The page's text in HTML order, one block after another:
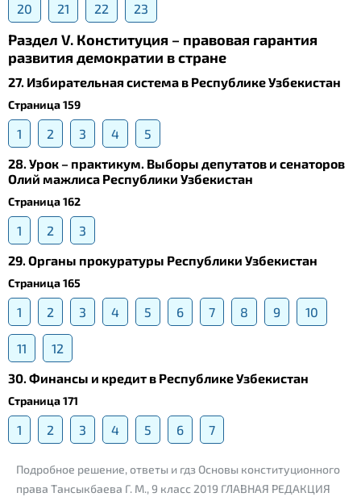
20 21 22 23
Раздел V. Конституция – правовая гарантия
развития демократии в стране
27. Избирательная система в Республике Узбекистан
Страница 159
1 2 3 4
5
28. Урок – практикум. Выборы депутатов и сенаторов
Олий мажлиса Республики Узбекистан
Страница 162
1 2
3
29. Органы прокуратуры Республики Узбекистан
Страница 165
1 2 3 4 5 6 7 8 9 10
11
12
30. Финансы и кредит в Республике Узбекистан
Страница 171
1 2 3 4 5 6 7
Подробное решение, ответы и гдз Основы конституционного
права Тансыкбаева Г. М., 9 класс 2019 ГЛАВНАЯ РЕДАКЦИЯ